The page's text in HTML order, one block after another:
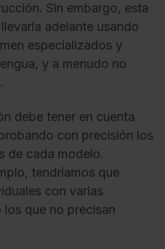
Sin embargo, esta
adelante usando
especializados y
y a menudo no
debe tener en cuenta
con precisión los
de cada modelo.
tendríamos que
con varias
que no precisan